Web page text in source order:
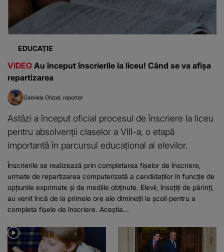
EDUCAȚIE
VIDEO Au început înscrierile la liceu! Când se va afișa
repartizarea
Gabriela Ghizel reporter
Astăzi a început oficial procesul de înscriere la liceu
pentru absolvenții claselor a VIII-a, o etapă
importantă în parcursul educațional al elevilor.
Înscrierile se realizează prin completarea fișelor de înscriere,
urmate de repartizarea computerizată a candidaților în funcție de
opțiunile exprimate și de mediile obținute. Elevii, însoțiți de părinți,
au venit încă de la primele ore ale dimineții la școli pentru a
completa fișele de înscriere. Aceștia...